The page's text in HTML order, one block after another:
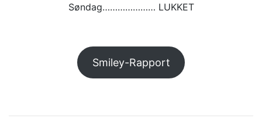
Søndag………………… LUKKET
Smiley-Rapport